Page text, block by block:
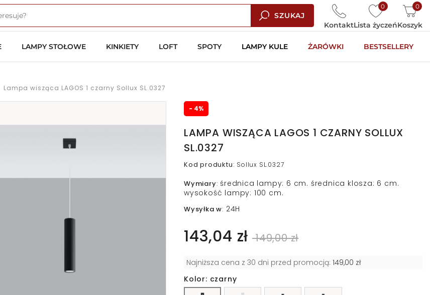
SZUKAJ
0
Lista życzeń
0
Koszyk
Kontakt
LAMPY STOŁOWE KINKIETY LOFT SPOTY LAMPY KULE ŻARÓWKI BESTSELLERY
Lampa wisząca LAGOS 1 czarny Sollux SL.0327
- 4%
LAMPA WISZĄCA LAGOS 1 CZARNY SOLLUX
SL.0327
Kod produktu: Sollux SL.0327
Wymiary: średnica lampy: 6 cm. średnica klosza: 6 cm.
wysokość lampy: 100 cm.
Wysyłka w: 24H
143,04 zł 149,00 zł
Najniższa cena z 30 dni przed promocją: 149,00 zł
Kolor: czarny